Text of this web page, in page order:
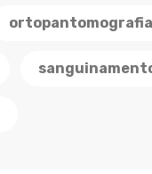
ortopantomografia